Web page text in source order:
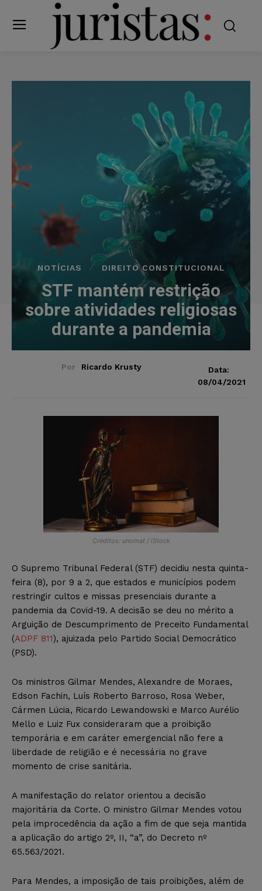
NOTÍCIAS DIREITO CONSTITUCIONAL
STF mantém restrição
sobre atividades religiosas
durante a pandemia
Por Ricardo Krusty
Data:
08/04/2021
Créditos: unomat / iStock
O Supremo Tribunal Federal (STF) decidiu nesta quinta-
feira (8), por 9 a 2, que estados e municípios podem
restringir cultos e missas presenciais durante a
pandemia da Covid-19. A decisão se deu no mérito a
Arguição de Descumprimento de Preceito Fundamental
(ADPF 811), ajuizada pelo Partido Social Democrático
(PSD).
Os ministros Gilmar Mendes, Alexandre de Moraes,
Edson Fachin, Luís Roberto Barroso, Rosa Weber,
Cármen Lúcia, Ricardo Lewandowski e Marco Aurélio
Mello e Luiz Fux consideraram que a proibição
temporária e em caráter emergencial não fere a
liberdade de religião e é necessária no grave
momento de crise sanitária.
A manifestação do relator orientou a decisão
majoritária da Corte. O ministro Gilmar Mendes votou
pela improcedência da ação a fim de que seja mantida
a aplicação do artigo 2º, II, “a”, do Decreto nº
65.563/2021.
Para Mendes, a imposição de tais proibições, além de